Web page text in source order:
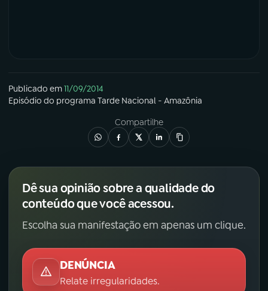
Publicado em11/09/2014
Episódio do programa Tarde Nacional - Amazônia
Compartilhe
Dê sua opinião sobre a qualidade do
conteúdo que você acessou.
Escolha sua manifestação em apenas um clique.
DENÚNCIA
Relate irregularidades.